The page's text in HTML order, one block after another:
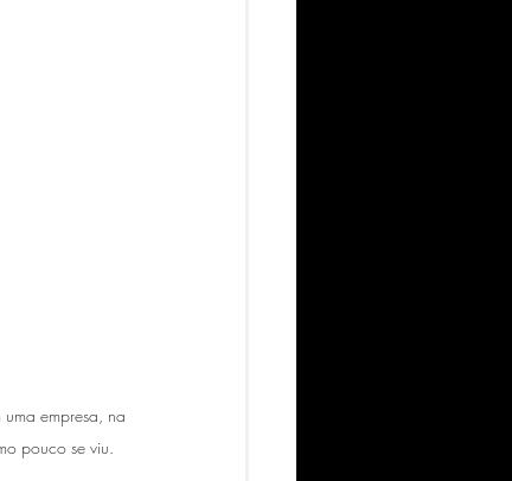
empresa, na
pouco se viu.